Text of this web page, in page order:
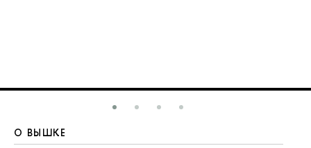
О ВЫШКЕ